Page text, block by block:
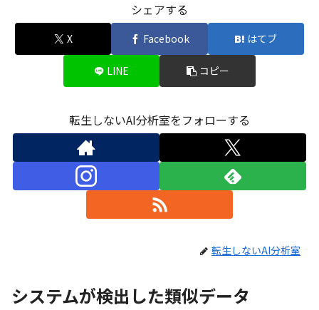
シェアする
X Facebook はてブ
LINE コピー
転生しないAI分析室をフォローする
転生しないAI分析室
システムが検出した類似データ